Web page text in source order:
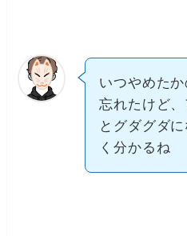
いつやめた
忘れたけど
とグダグダ
く分かるね